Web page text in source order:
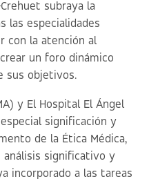
subraya la
las especialidades
con la atención al
un foro dinámico
sus objetivos.
y El Hospital El Ángel
significación y
de la Ética Médica,
significativo y
incorporado a las tareas